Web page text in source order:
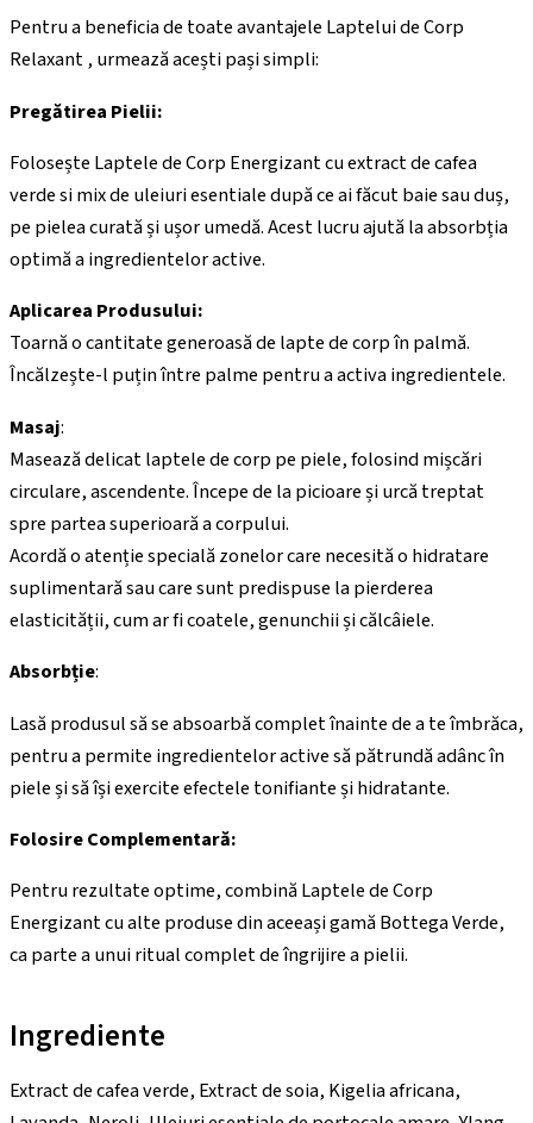
Pentru a beneficia de toate avantajele Laptelui de Corp
Relaxant , urmează acești pași simpli:
Pregătirea Pielii:
Folosește Laptele de Corp Energizant cu extract de cafea
verde si mix de uleiuri esentiale după ce ai făcut baie sau duș,
pe pielea curată și ușor umedă. Acest lucru ajută la absorbția
optimă a ingredientelor active.
Aplicarea Produsului:
Toarnă o cantitate generoasă de lapte de corp în palmă.
Încălzește-l puțin între palme pentru a activa ingredientele.
Masaj:
Masează delicat laptele de corp pe piele, folosind mișcări
circulare, ascendente. Începe de la picioare și urcă treptat
spre partea superioară a corpului.
Acordă o atenție specială zonelor care necesită o hidratare
suplimentară sau care sunt predispuse la pierderea
elasticității, cum ar fi coatele, genunchii și călcâiele.
Absorbție:
Lasă produsul să se absoarbă complet înainte de a te îmbrăca,
pentru a permite ingredientelor active să pătrundă adânc în
piele și să își exercite efectele tonifiante și hidratante.
Folosire Complementară:
Pentru rezultate optime, combină Laptele de Corp
Energizant cu alte produse din aceeași gamă Bottega Verde,
ca parte a unui ritual complet de îngrijire a pielii.
Ingrediente
Extract de cafea verde, Extract de soia, Kigelia africana,